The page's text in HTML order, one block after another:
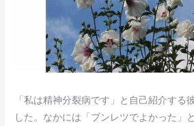
「私は精神分裂病です」と自己紹介する
した。なかには「ブンレツでよかった」